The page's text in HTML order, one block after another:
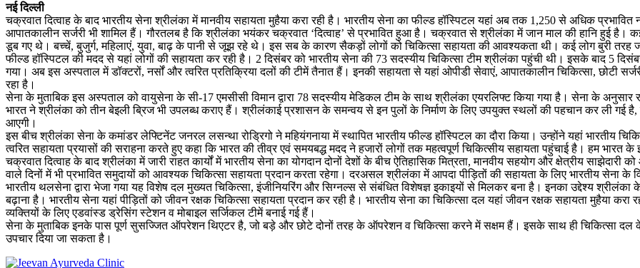
नई दिल्ली
चक्रवात दित्वाह के बाद भारतीय सेना श्रीलंका में मानवीय सहायता मुहैया करा रही है। भारतीय सेना का फील्ड हॉस्पिटल यहां अब तक 1,250 से अधिक प्रभावित
आपातकालीन सर्जरी भी शामिल हैं। गौरतलब है कि श्रीलंका भयंकर चक्रवात ‘दित्वाह’ से प्रभावित हुआ है। चक्रवात से श्रीलंका में जान माल की हानि हुई है।
डूब गए थे। बच्चें, बुजुर्ग, महिलाएं, युवा, बाढ़ के पानी से जूझ रहे थे। इस सब के कारण सैकड़ों लोगों को चिकित्सा सहायता की आवश्यकता थी। कई लोग बुरी तरह
फील्ड हॉस्पिटल की मदद से यहां लोगों की सहायता कर रही है। 2 दिसंबर को भारतीय सेना की 73 सदस्यीय चिकित्सा टीम श्रीलंका पहुंची थी। इसके बाद 5
गया। अब इस अस्पताल में डॉक्टरों, नर्सों और त्वरित प्रतिक्रिया दलों की टीमें तैनात हैं। इनकी सहायता से यहां ओपीडी सेवाएं, आपातकालीन चिकित्सा, छोटी
रहा है।
सेना के मुताबिक इस अस्पताल को वायुसेना के सी-17 एमसीसी विमान द्वारा 78 सदस्यीय मेडिकल टीम के साथ श्रीलंका एयरलिफ्ट किया गया है। सेना के अनुसार
भारत ने श्रीलंका को तीन बेइली ब्रिज भी उपलब्ध कराए हैं। श्रीलंकाई प्रशासन के समन्वय से इन पुलों के निर्माण के लिए उपयुक्त स्थलों की पहचान कर ली गई है,
आएगी।
इस बीच श्रीलंका सेना के कमांडर लेफ्टिनेंट जनरल लसन्था रोड्रिगो ने महियंगनाया में स्थापित भारतीय फील्ड हॉस्पिटल का दौरा किया। उन्होंने यहां भारतीय
त्वरित सहायता प्रयासों की सराहना करते हुए कहा कि भारत की तीव्र एवं समयबद्ध मदद ने हजारों लोगों तक महत्वपूर्ण चिकित्सीय सहायता पहुंचाई है। हम भारत
चक्रवात दित्वाह के बाद श्रीलंका में जारी राहत कार्यों में भारतीय सेना का योगदान दोनों देशों के बीच ऐतिहासिक मित्रता, मानवीय सहयोग और क्षेत्रीय
वाले दिनों में भी प्रभावित समुदायों को आवश्यक चिकित्सा सहायता प्रदान करता रहेगा। दरअसल श्रीलंका में आपदा पीड़ितों की सहायता के लिए भारतीय सेना के
भारतीय थलसेना द्वारा भेजा गया यह विशेष दल मुख्यत चिकित्सा, इंजीनियरिंग और सिग्नल्स से संबंधित विशेषज्ञ इकाइयों से मिलकर बना है। इनका उद्देश्य
बढ़ाना है। भारतीय सेना यहां पीड़ितों को जीवन रक्षक चिकित्सा सहायता प्रदान कर रही है। भारतीय सेना का चिकित्सा दल यहां जीवन रक्षक सहायता मुहैया
व्यक्तियों के लिए एडवांस्ड ड्रेसिंग स्टेशन व मोबाइल सर्जिकल टीमें बनाई गई हैं।
सेना के मुताबिक इनके पास पूर्ण सुसज्जित ऑपरेशन थिएटर है, जो बड़े और छोटे दोनों तरह के ऑपरेशन व चिकित्सा करने में सक्षम हैं। इसके साथ ही चिकित्सा दल
उपचार दिया जा सकता है।